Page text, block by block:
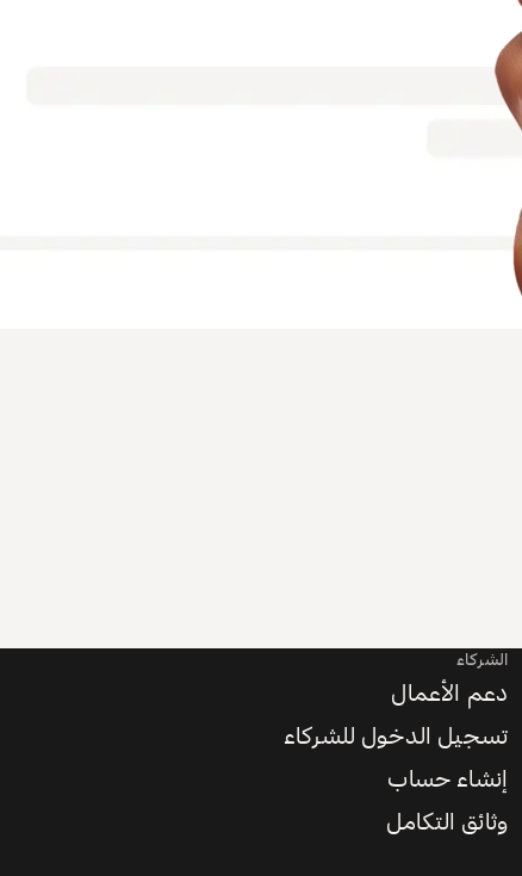
الشركاء
دعم الأعمال
تسجيل الدخول للشركاء
إنشاء حساب
وثائق التكامل